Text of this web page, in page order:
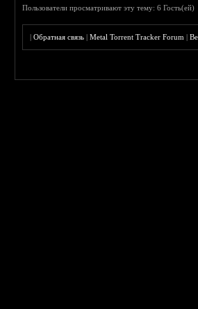
Пользователи просматривают эту тему: 6 Гость(ей)
|Обратная связь |Metal Torrent Tracker Forum |